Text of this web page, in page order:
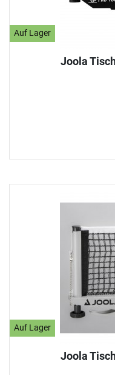
Auf Lager
Joola
Auf Lager
Joola